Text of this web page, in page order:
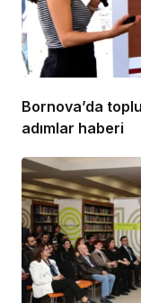
Bornova’da
adımlar haberi